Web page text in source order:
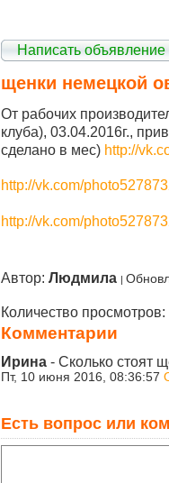
Написать объявление
щенки немецкой
От рабочих
клуба), 03.04.2016г.,
сделано в мес) http://
http://vk.com/
http://vk.com/
Автор: Людмила
Количество просмотров:
Комментарии
Ирина - Сколько стоят
Пт, 10 июня 2016, 08:36:57
Есть вопрос или